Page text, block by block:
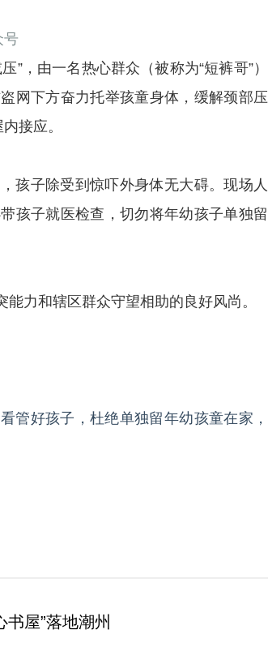
号
”，由一名热心群众（被称为“短裤哥”）
网下方奋力托举孩童身体，缓解颈部压
接应。
孩子除受到惊吓外身体无大碍。现场人
孩子就医检查，切勿将年幼孩子单独留
力和辖区群众守望相助的良好风尚。
管好孩子，杜绝单独留年幼孩童在家，
书屋”落地潮州